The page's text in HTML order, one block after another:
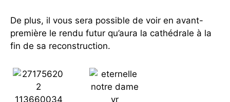
De plus, il vous sera possible de voir en avant-
première le rendu futur qu’aura la cathédrale à la
fin de sa reconstruction.